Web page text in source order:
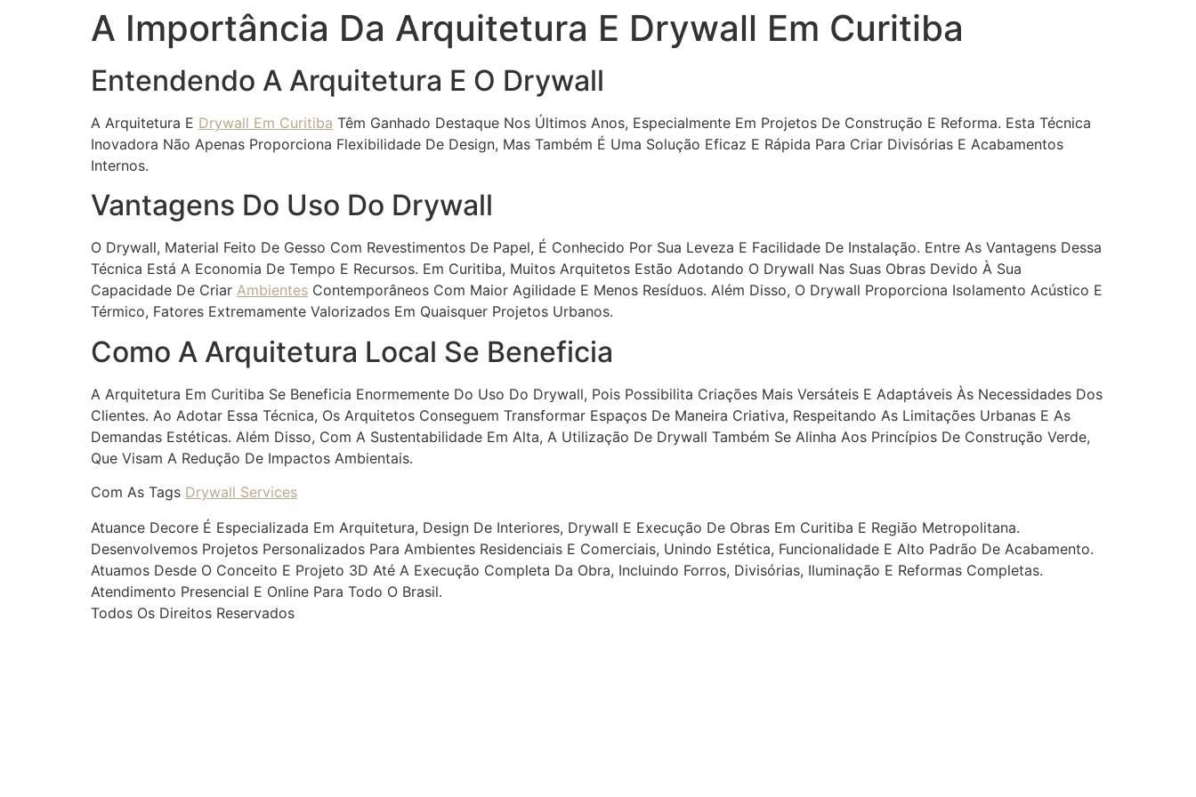
A Importância Da Arquitetura E Drywall Em Curitiba
Entendendo A Arquitetura E O Drywall
A Arquitetura E Drywall Em Curitiba Têm Ganhado Destaque Nos Últimos Anos, Especialmente Em Projetos De Construção E Reforma. Esta Técnica
Inovadora Não Apenas Proporciona Flexibilidade De Design, Mas Também É Uma Solução Eficaz E Rápida Para Criar Divisórias E Acabamentos
Internos.
Vantagens Do Uso Do Drywall
O Drywall, Material Feito De Gesso Com Revestimentos De Papel, É Conhecido Por Sua Leveza E Facilidade De Instalação. Entre As Vantagens Dessa
Técnica Está A Economia De Tempo E Recursos. Em Curitiba, Muitos Arquitetos Estão Adotando O Drywall Nas Suas Obras Devido À Sua
Capacidade De Criar Ambientes Contemporâneos Com Maior Agilidade E Menos Resíduos. Além Disso, O Drywall Proporciona Isolamento Acústico E
Térmico, Fatores Extremamente Valorizados Em Quaisquer Projetos Urbanos.
Como A Arquitetura Local Se Beneficia
A Arquitetura Em Curitiba Se Beneficia Enormemente Do Uso Do Drywall, Pois Possibilita Criações Mais Versáteis E Adaptáveis Às Necessidades Dos
Clientes. Ao Adotar Essa Técnica, Os Arquitetos Conseguem Transformar Espaços De Maneira Criativa, Respeitando As Limitações Urbanas E As
Demandas Estéticas. Além Disso, Com A Sustentabilidade Em Alta, A Utilização De Drywall Também Se Alinha Aos Princípios De Construção Verde,
Que Visam A Redução De Impactos Ambientais.
Com As Tags Drywall Services
Atuance Decore É Especializada Em Arquitetura, Design De Interiores, Drywall E Execução De Obras Em Curitiba E Região Metropolitana.
Desenvolvemos Projetos Personalizados Para Ambientes Residenciais E Comerciais, Unindo Estética, Funcionalidade E Alto Padrão De Acabamento.
Atuamos Desde O Conceito E Projeto 3D Até A Execução Completa Da Obra, Incluindo Forros, Divisórias, Iluminação E Reformas Completas.
Atendimento Presencial E Online Para Todo O Brasil.
Todos Os Direitos Reservados